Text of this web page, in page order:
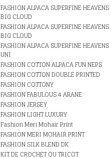
FASHION ALPACA SUPERFINE HEAVENS
BIG CLOUD
FASHION ALPACA SUPERFINE HEAVENS
BIG CLOUD
FASHION ALPACA SUPERFINE HEAVENS
UNI
FASHION COTTON ALPACA FUN NEPS
FASHION COTTON DOUBLE PRINTED
FASHION COTTONY
FASHION FABULOUS 4 ARANE
FASHION JERSEY
FASHION LIGHT LUXURY
Fashion Meri Mohair Print
FASHION MERI MOHAIR PRINT
FASHION SILK BLEND DK
KIT DE CROCHET OU TRICOT